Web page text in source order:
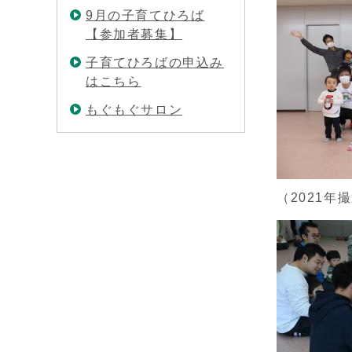
（2021年
9月の子育てひろば
【参加者募集】
子育てひろばの申込み
はこちら
もぐもぐサロン